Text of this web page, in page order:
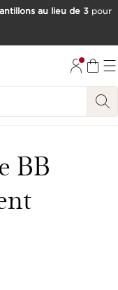
au lieu de 3 pour
BB